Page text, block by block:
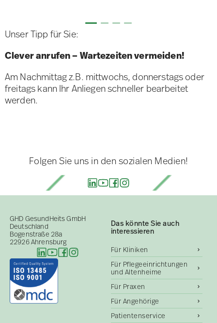
Unser Tipp für Sie:
Clever anrufen – Wartezeiten vermeiden!
Am Nachmittag z.B. mittwochs, donnerstags oder
freitags kann Ihr Anliegen schneller bearbeitet
werden.
Folgen Sie uns in den sozialen Medien!
GHD GesundHeits GmbH
Deutschland
Bogenstraße 28a
22926 Ahrensburg
Das könnte Sie auch
interessieren
Für Kliniken
Für Pflegeeinrichtungen
und Altenheime
Für Praxen
Für Angehörige
Patientenservice